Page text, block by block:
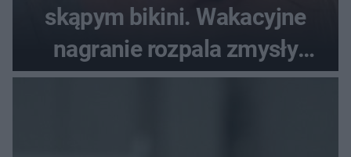
skąpym bikini. Wakacyjne
nagranie rozpala zmysły
fanów